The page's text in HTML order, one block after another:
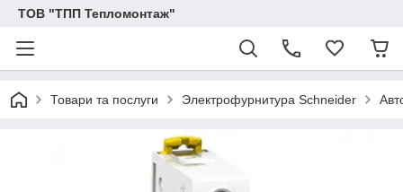
ТОВ "ТПП Тепломонтаж"
Товари та послуги Электрофурнитура Schneider